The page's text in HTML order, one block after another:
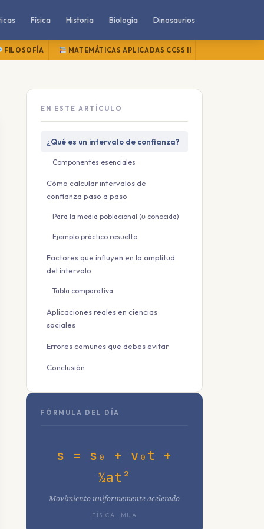
Física Historia Biología Dinosaurios
FILOSOFÍA MATEMÁTICAS APLICADAS CCSS II
EN ESTE ARTÍCULO
¿Qué es un intervalo de confianza?
Componentes esenciales
Cómo calcular intervalos de
confianza paso a paso
Para la media poblacional (σ conocida)
Ejemplo práctico resuelto
Factores que influyen en la amplitud
del intervalo
Tabla comparativa
Aplicaciones reales en ciencias
sociales
Errores comunes que debes evitar
Conclusión
FÓRMULA DEL DÍA
s = s₀ + v₀t +
½at²
Movimiento uniformemente acelerado
FÍSICA · MUA